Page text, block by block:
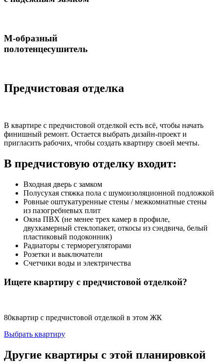
М-образный
полотенцесушитель
Предчистовая отделка
В квартире с предчистовой отделкой есть всё, чтобы начать
финишный ремонт. Остается выбрать дизайн-проект и
пригласить рабочих, чтобы создать квартиру своей мечты.
В предчистовую отделку входит:
Входная дверь с замком
Полусухая стяжка пола с шумоизоляционной подложкой
Ровные оштукатуренные стены / межкомнатные стены
из пазогребневых плит
Окна ПВХ (не менее трех камер в профиле,
двухкамерный стеклопакет, откосы из сэндвича, белый
пластиковый подоконник)
Радиаторы с терморегуляторами
Розетки и выключатели
Счетчики воды и электричества
Ищете квартиру с предчистовой отделкой?
80квартир с предчистовой отделкой в этом ЖК
Выбрать квартиру
Другие квартиры с этой планировкой